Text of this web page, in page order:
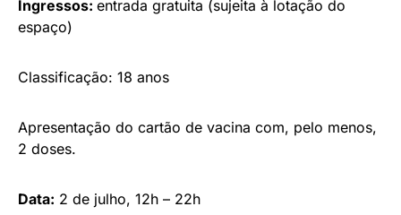
Ingressos: entrada gratuita (sujeita à lotação do
espaço)
Classificação: 18 anos
Apresentação do cartão de vacina com, pelo menos,
2 doses.
Data: 2 de julho, 12h – 22h